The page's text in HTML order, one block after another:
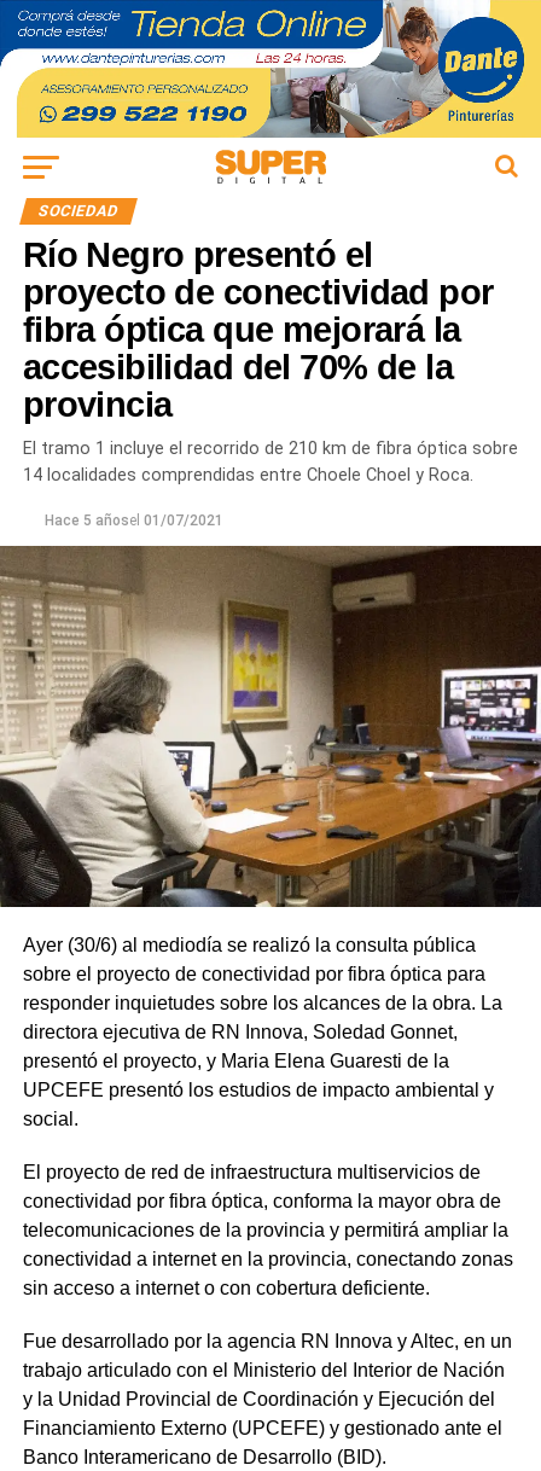
SOCIEDAD
Río Negro presentó el
proyecto de conectividad por
fibra óptica que mejorará la
accesibilidad del 70% de la
provincia
El tramo 1 incluye el recorrido de 210 km de fibra óptica sobre
14 localidades comprendidas entre Choele Choel y Roca.
Hace 5 añosel 01/07/2021
Ayer (30/6) al mediodía se realizó la consulta pública
sobre el proyecto de conectividad por fibra óptica para
responder inquietudes sobre los alcances de la obra. La
directora ejecutiva de RN Innova, Soledad Gonnet,
presentó el proyecto, y Maria Elena Guaresti de la
UPCEFE presentó los estudios de impacto ambiental y
social.
El proyecto de red de infraestructura multiservicios de
conectividad por fibra óptica, conforma la mayor obra de
telecomunicaciones de la provincia y permitirá ampliar la
conectividad a internet en la provincia, conectando zonas
sin acceso a internet o con cobertura deficiente.
Fue desarrollado por la agencia RN Innova y Altec, en un
trabajo articulado con el Ministerio del Interior de Nación
y la Unidad Provincial de Coordinación y Ejecución del
Financiamiento Externo (UPCEFE) y gestionado ante el
Banco Interamericano de Desarrollo (BID).